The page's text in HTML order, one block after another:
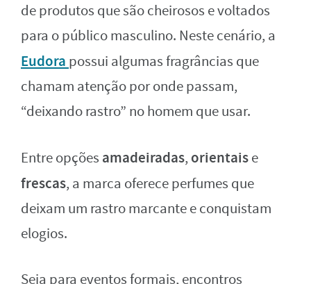
de produtos que são cheirosos e voltados
para o público masculino. Neste cenário, a
Eudora possui algumas fragrâncias que
chamam atenção por onde passam,
“deixando rastro” no homem que usar.
Entre opções amadeiradas, orientaise
frescas, a marca oferece perfumes que
deixam um rastro marcante e conquistam
elogios.
Seja para eventos formais, encontros